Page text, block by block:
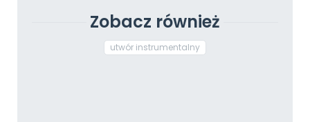
Zobacz również
utwór instrumentalny